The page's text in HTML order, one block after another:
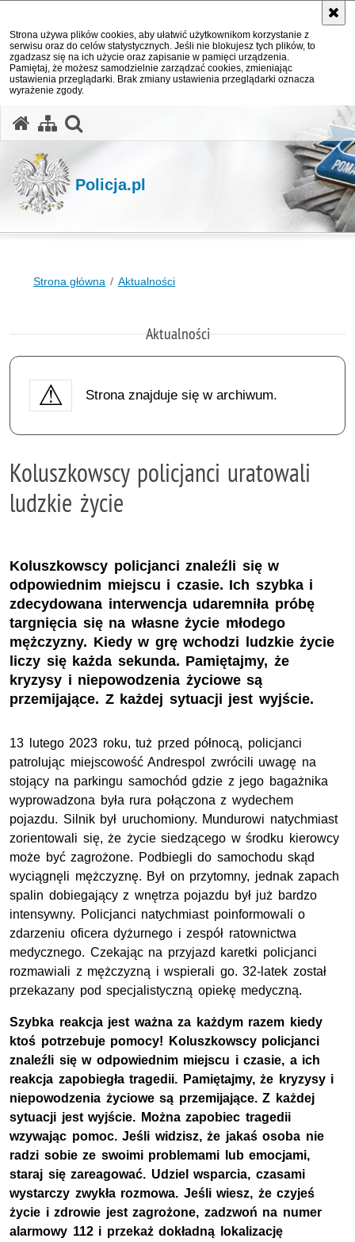
Strona używa plików cookies, aby ułatwić użytkownikom korzystanie z
serwisu oraz do celów statystycznych. Jeśli nie blokujesz tych plików, to
zgadzasz się na ich użycie oraz zapisanie w pamięci urządzenia.
Pamiętaj, że możesz samodzielnie zarządzać cookies, zmieniając
ustawienia przeglądarki. Brak zmiany ustawienia przeglądarki oznacza
wyrażenie zgody.
Policja.pl
Strona główna Aktualności
Aktualności
Strona znajduje się w archiwum.
Koluszkowscy policjanci uratowali
ludzkie życie
Koluszkowscy policjanci znaleźli się w
odpowiednim miejscu i czasie. Ich szybka i
zdecydowana interwencja udaremniła próbę
targnięcia się na własne życie młodego
mężczyzny. Kiedy w grę wchodzi ludzkie życie
liczy się każda sekunda. Pamiętajmy, że
kryzysy i niepowodzenia życiowe są
przemijające. Z każdej sytuacji jest wyjście.
13 lutego 2023 roku, tuż przed północą, policjanci
patrolując miejscowość Andrespol zwrócili uwagę na
stojący na parkingu samochód gdzie z jego bagażnika
wyprowadzona była rura połączona z wydechem
pojazdu. Silnik był uruchomiony. Mundurowi natychmiast
zorientowali się, że życie siedzącego w środku kierowcy
może być zagrożone. Podbiegli do samochodu skąd
wyciągnęli mężczyznę. Był on przytomny, jednak zapach
spalin dobiegający z wnętrza pojazdu był już bardzo
intensywny. Policjanci natychmiast poinformowali o
zdarzeniu oficera dyżurnego i zespół ratownictwa
medycznego. Czekając na przyjazd karetki policjanci
rozmawiali z mężczyzną i wspierali go. 32-latek został
przekazany pod specjalistyczną opiekę medyczną.
Szybka reakcja jest ważna za każdym razem kiedy
ktoś potrzebuje pomocy! Koluszkowscy policjanci
znaleźli się w odpowiednim miejscu i czasie, a ich
reakcja zapobiegła tragedii. Pamiętajmy, że kryzysy i
niepowodzenia życiowe są przemijające. Z każdej
sytuacji jest wyjście. Można zapobiec tragedii
wzywając pomoc. Jeśli widzisz, że jakaś osoba nie
radzi sobie ze swoimi problemami lub emocjami,
staraj się zareagować. Udziel wsparcia, czasami
wystarczy zwykła rozmowa. Jeśli wiesz, że czyjeś
życie i zdrowie jest zagrożone, zadzwoń na numer
alarmowy 112 i przekaż dokładną lokalizację